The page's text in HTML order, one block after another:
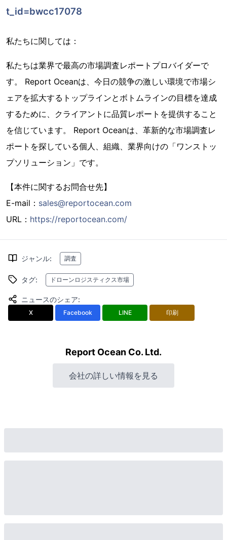
t_id=bwcc17078
私たちに関しては：
私たちは業界で最高の市場調査レポートプロバイダーで
す。 Report Oceanは、今日の競争の激しい環境で市場シ
ェアを拡大するトップラインとボトムラインの目標を達成
するために、クライアントに品質レポートを提供すること
を信じています。 Report Oceanは、革新的な市場調査レ
ポートを探している個人、組織、業界向けの「ワンストッ
プソリューション」です。
【本件に関するお問合せ先】
E-mail： sales@reportocean.com
URL： https://reportocean.com/
ジャンル: 調査
タグ: ドローンロジスティクス市場
ニュースのシェア:
X Facebook LINE 印刷
Report Ocean Co. Ltd.
会社の詳しい情報を見る